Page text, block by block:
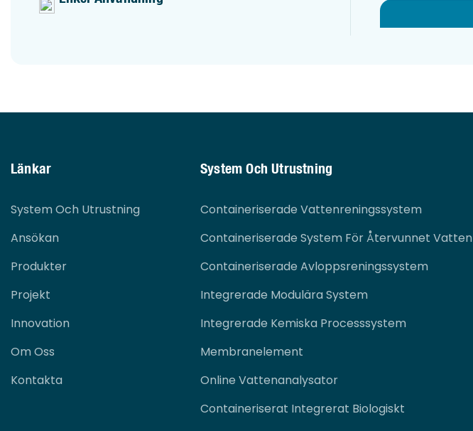
Länkar
System Och Utrustning
Ansökan
Produkter
Projekt
Innovation
Om Oss
Kontakta
System Och Utrustning
Containeriserade Vattenreningssystem
Containeriserade System För Återvunnet Vatten
Containeriserade Avloppsreningssystem
Integrerade Modulära System
Integrerade Kemiska Processsystem
Membranelement
Online Vattenanalysator
Containeriserat Integrerat Biologiskt